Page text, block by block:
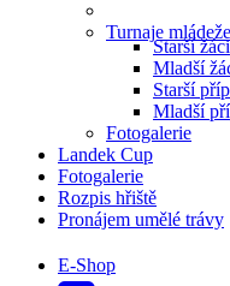
Turnaje mládeže
Starší žáci
Mladší
Starší
Mladší
Fotogalerie
Landek Cup
Fotogalerie
Rozpis hřiště
Pronájem umělé trávy
E-Shop